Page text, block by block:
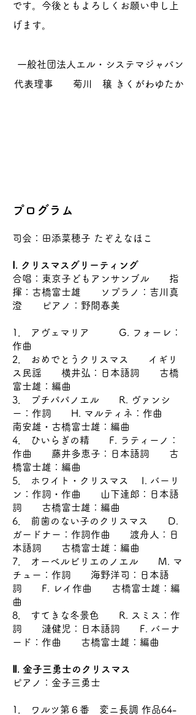
です。今後ともよろしくお願い申し上
げます。
一般社団法人エル・システマジャパン
代表理事 菊川 穣 きくがわゆたか
プログラム
司会：田添菜穂子 たぞえなほこ
Ⅰ. クリスマスグリーティング
合唱：東京子どもアンサンブル 指
揮：古橋富士雄 ソプラノ：吉川真
澄 ピアノ：野間春美
1． アヴェマリア G. フォーレ：
作曲
2． おめでとうクリスマス イギリ
ス民謡 横井弘：日本語詞 古橋
富士雄：編曲
3． プチパパノエル R. ヴァンシ
ー：作詞 H. マルティネ：作曲
南安雄・古橋富士雄：編曲
4． ひいらぎの精 F. ラティーノ：
作曲 藤井多恵子：日本語詞 古
橋富士雄：編曲
5． ホワイト・クリスマス I. バーリ
ン：作詞・作曲 山下達郎：日本語
詞 古橋富士雄：編曲
6． 前歯のない子のクリスマス D.
ガードナー：作詞作曲 渡舟人：日
本語詞 古橋富士雄：編曲
7． オーベルビリエのノエル M. マ
チュー：作詞 海野洋司：日本語
詞 F. レイ作曲 古橋富士雄：編
曲
8． すてきな冬景色 R. スミス：作
詞 漣健児：日本語詞 F. バーナ
ード：作曲 古橋富士雄：編曲
Ⅱ. 金子三勇士のクリスマス
ピアノ：金子三勇士
1． ワルツ第６番 変ニ長調 作品64-